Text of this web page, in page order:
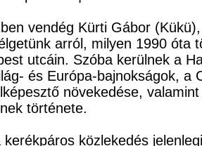
vendég Kürti Gábor
arról, milyen 1990 óta
utcáin. Szóba kerülnek a
és Európa-bajnokságok, a
növekedése,
története.
kerékpáros közlekedés